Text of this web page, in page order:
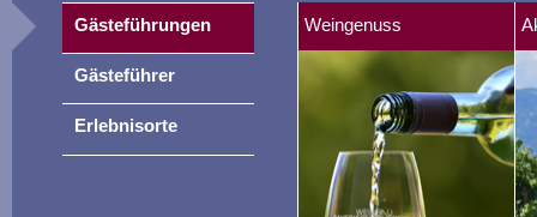
Weingenuss
Gästeführungen
Gästeführer
Erlebnisorte